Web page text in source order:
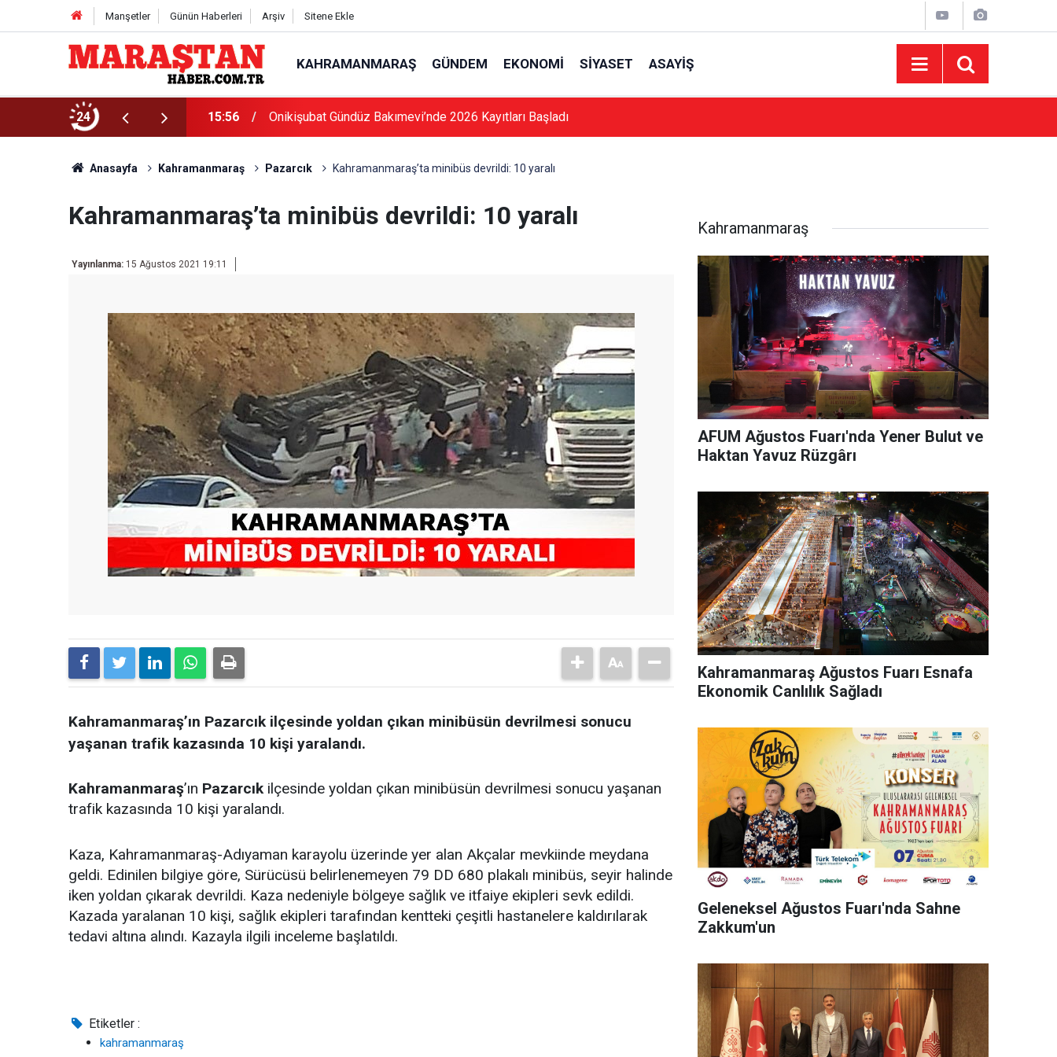
Manşetler Günün Haberleri Arşiv Sitene Ekle
KAHRAMANMARAŞ GÜNDEM EKONOMI SIYASET ASAYIŞ
24
Son Gün 7 Ağustos 15:56 Onikişubat Gündüz Bakımevi’nde 2026 Kayıtları Başladı
Anasayfa Kahramanmaraş Pazarcık Kahramanmaraş’ta minibüs devrildi: 10 yaralı
Kahramanmaraş’ta minibüs devrildi: 10 yaralı
Yayınlanma: 15 Ağustos 2021 19:11
Kahramanmaraş’ın Pazarcık ilçesinde yoldan çıkan minibüsün devrilmesi sonucu
yaşanan trafik kazasında 10 kişi yaralandı.
Kahramanmaraş’ın Pazarcıkilçesinde yoldan çıkan minibüsün devrilmesi sonucu yaşanan
trafik kazasında 10 kişi yaralandı.
Kaza, Kahramanmaraş-Adıyaman karayolu üzerinde yer alan Akçalar mevkiinde meydana
geldi. Edinilen bilgiye göre, Sürücüsü belirlenemeyen 79 DD 680 plakalı minibüs, seyir halinde
iken yoldan çıkarak devrildi. Kaza nedeniyle bölgeye sağlık ve itfaiye ekipleri sevk edildi.
Kazada yaralanan 10 kişi, sağlık ekipleri tarafından kentteki çeşitli hastanelere kaldırılarak
tedavi altına alındı. Kazayla ilgili inceleme başlatıldı.
Etiketler :
kahramanmaraş
Kahramanmaraş
AFUM Ağustos Fuarı'nda Yener Bulut ve
Haktan Yavuz Rüzgârı
Kahramanmaraş Ağustos Fuarı Esnafa
Ekonomik Canlılık Sağladı
Geleneksel Ağustos Fuarı'nda Sahne
Zakkum'un